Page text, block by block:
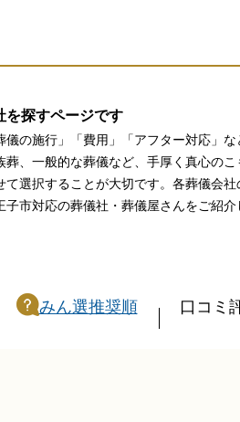
国・四国
州・沖縄 九州・沖縄
を探すページです
の施行」「費用」「アフター対応」
、一般的な葬儀など、手厚く真心の
選択することが大切です。各葬儀会
子市対応の葬儀社・葬儀屋さんをご紹
みん選推奨順 口コミ